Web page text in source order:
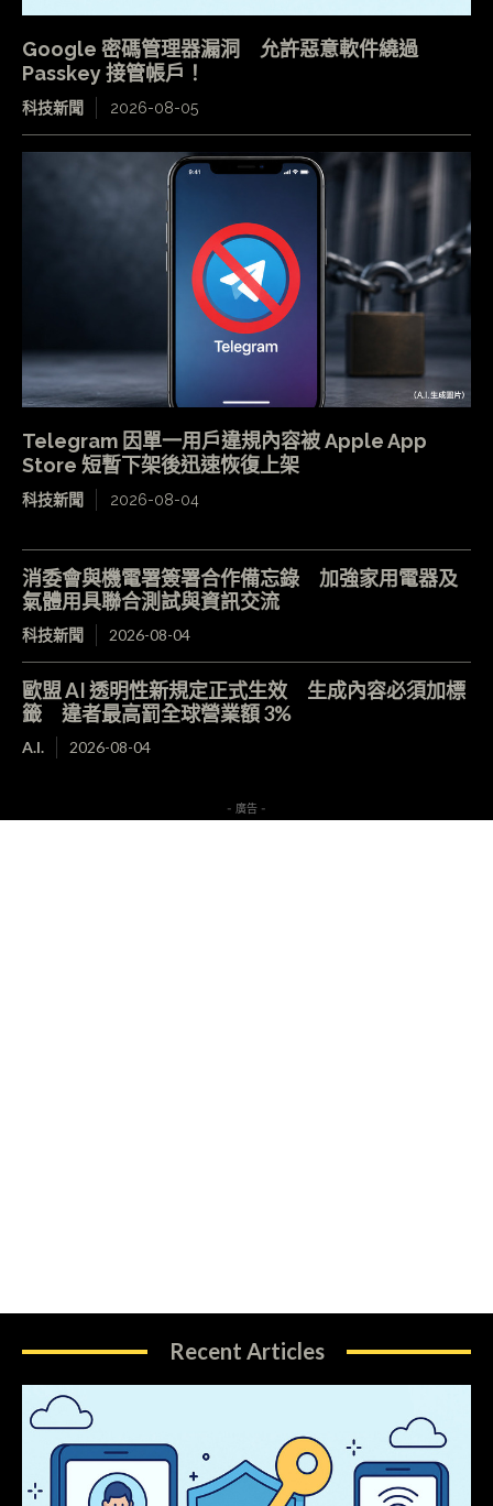
Google 密碼管理器漏洞 允許惡意軟件繞過
Passkey 接管帳戶！
科技新聞 2026-08-05
Telegram 因單一用戶違規內容被 Apple App
Store 短暫下架後迅速恢復上架
科技新聞 2026-08-04
消委會與機電署簽署合作備忘錄 加強家用電器及
氣體用具聯合測試與資訊交流
科技新聞 2026-08-04
歐盟 AI 透明性新規定正式生效 生成內容必須加標
籤 違者最高罰全球營業額 3%
A.I. 2026-08-04
- 廣告 -
Recent Articles